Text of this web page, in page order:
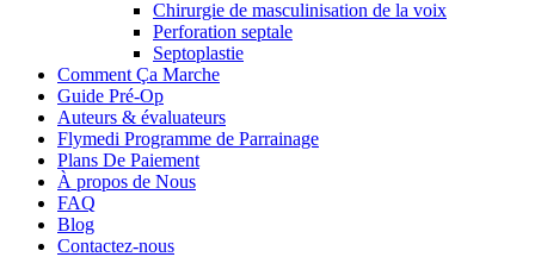
Chirurgie de masculinisation de la voix
Perforation septale
Septoplastie
Comment Ça Marche
Guide Pré-Op
Auteurs & évaluateurs
Flymedi Programme de Parrainage
Plans De Paiement
À propos de Nous
FAQ
Blog
Contactez-nous